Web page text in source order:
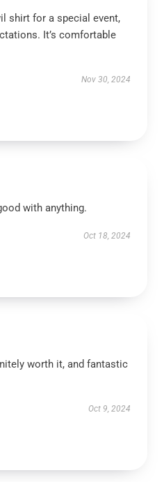
shirt for a special event,
It’s comfortable
Nov 30, 2024
with anything.
Oct 18, 2024
worth it, and fantastic
Oct 9, 2024